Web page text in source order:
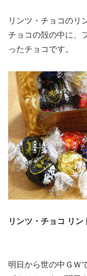
リンツ・チョコのリ
チョコの殻の中に、
ったチョコです。
リンツ・チョコ リン
明日から世の中ＧＷ